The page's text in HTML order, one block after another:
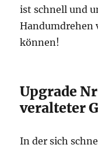
ist schnell und
Handumdrehen
können!
Upgrade
veralteter
In der sich